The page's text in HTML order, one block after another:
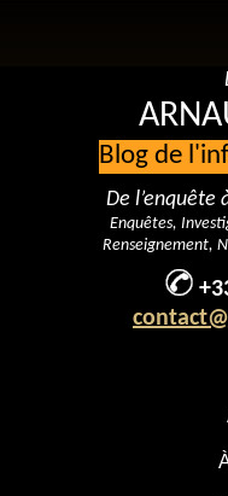
Blog de
De l’enquête
Enquêtes,
Renseignement,